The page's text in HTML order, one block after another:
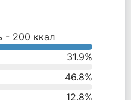
- 200 ккал
31.9%
46.8%
12.8%